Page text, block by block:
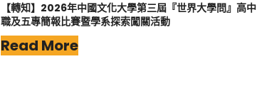
【轉知】2026年中國文化大學第三屆『世界大學問』高中
職及五專簡報比賽暨學系探索闖關活動
Read More